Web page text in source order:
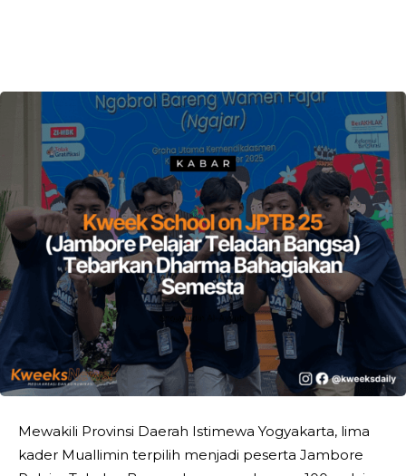
Mewakili Provinsi Daerah Istimewa Yogyakarta, lima
kader Muallimin terpilih menjadi peserta Jambore